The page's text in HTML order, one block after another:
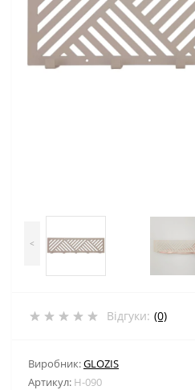
<
Відгуки: (0)
Виробник:GLOZIS
Артикул: H-090